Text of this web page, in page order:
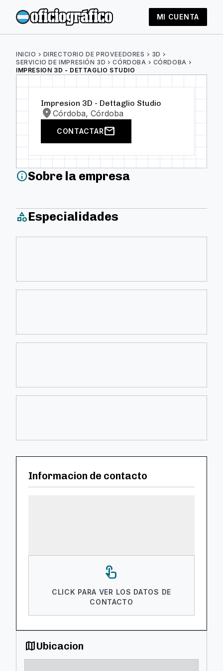
MI CUENTA
INICIO chevron_right DIRECTORIO DE PROVEEDORES chevron_right 3D chevron_right
SERVICIO DE IMPRESIÓN 3D chevron_rightCÓRDOBA chevron_right CÓRDOBA chevron_right
IMPRESION 3D - DETTAGLIO STUDIO
Impresion 3D - Dettaglio Studio
location_on Córdoba, Córdoba
CONTACTARmail
infoSobre la empresa
categoryEspecialidades
Informacion de contacto
touch_app
CLICK PARA VER LOS DATOS DE
CONTACTO
mapUbicacion